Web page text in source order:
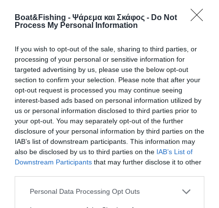
Boat&Fishing - Ψάρεμα και Σκάφος - Do Not
Process My Personal Information
If you wish to opt-out of the sale, sharing to third parties, or
processing of your personal or sensitive information for
targeted advertising by us, please use the below opt-out
section to confirm your selection. Please note that after your
opt-out request is processed you may continue seeing
interest-based ads based on personal information utilized by
us or personal information disclosed to third parties prior to
your opt-out. You may separately opt-out of the further
disclosure of your personal information by third parties on the
IAB’s list of downstream participants. This information may
also be disclosed by us to third parties on the IAB’s List of
Downstream Participants that may further disclose it to other
Personal Data Processing Opt Outs
τον σεβασμό προς την ανθρώπινη ζωή και τη βαθιά
προσήλωσή του στην προστασία του θαλάσσιου
περιβάλλοντος.
Η πραγματικότητα είναι πως οι εκμισθωτές μικρών
σκαφών αναψυχής με ή χωρίς άδεια ταχυπλόου σκάφους
αποτελούν καθημερινά παράδειγμα επαγγελματισμού και
υπευθυνότητας.
Οι πελάτες μας λαμβάνουν αναλυτική, λεπτομερή και
σχολαστική ενημέρωση, τόσο σε θεωρητικό όσο και σε
πρακτικό επίπεδο. Και όταν διαπιστώνουμε ότι ένας
άνθρωπος δεν διαθέτει τις απαραίτητες ικανότητες, του
παρέχουμε τη δυνατότητα συνοδείας από οδηγό – πολύ
συχνά χωρίς καμία πρόσθετη οικονομική επιβάρυνση.
εμάς μια τυπική διαδικασία ή υποχρέωση, αλλά έναν